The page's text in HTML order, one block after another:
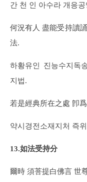
간 천 인 아수라 개응
何況有人 盡能受持讀
法.
하황유인 진능수지독
지법.
若是經典所在之處 卽
약시경전소재지처 즉
13.如法受持分
爾時 須菩提白佛言 世